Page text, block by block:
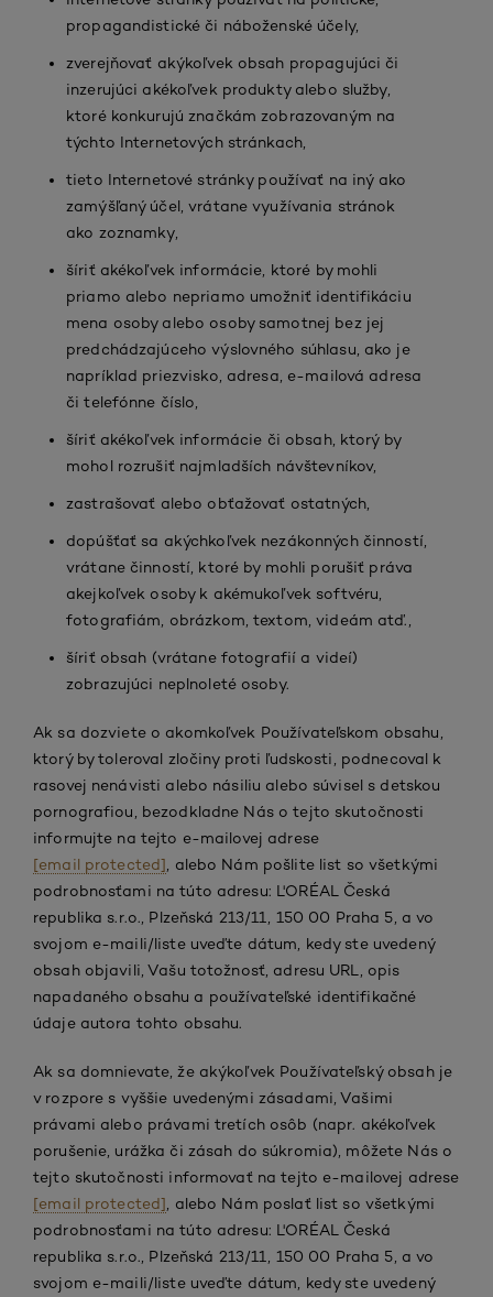
propagandistické či náboženské účely,
zverejňovať akýkoľvek obsah propagujúci či
inzerujúci akékoľvek produkty alebo služby,
ktoré konkurujú značkám zobrazovaným na
týchto Internetových stránkach,
tieto Internetové stránky používať na iný ako
zamýšľaný účel, vrátane využívania stránok
ako zoznamky,
šíriť akékoľvek informácie, ktoré by mohli
priamo alebo nepriamo umožniť identifikáciu
mena osoby alebo osoby samotnej bez jej
predchádzajúceho výslovného súhlasu, ako je
napríklad priezvisko, adresa, e-mailová adresa
či telefónne číslo,
šíriť akékoľvek informácie či obsah, ktorý by
mohol rozrušiť najmladších návštevníkov,
zastrašovať alebo obťažovať ostatných,
dopúšťať sa akýchkoľvek nezákonných činností,
vrátane činností, ktoré by mohli porušiť práva
akejkoľvek osoby k akémukoľvek softvéru,
fotografiám, obrázkom, textom, videám atď.,
šíriť obsah (vrátane fotografií a videí)
zobrazujúci neplnoleté osoby.
Ak sa dozviete o akomkoľvek Používateľskom obsahu,
ktorý by toleroval zločiny proti ľudskosti, podnecoval k
rasovej nenávisti alebo násiliu alebo súvisel s detskou
pornografiou, bezodkladne Nás o tejto skutočnosti
informujte na tejto e-mailovej adrese
[email protected] , alebo Nám pošlite list so všetkými
podrobnosťami na túto adresu: L'ORÉAL Česká
republika s.r.o., Plzeňská 213/11, 150 00 Praha 5, a vo
svojom e-maili/liste uveďte dátum, kedy ste uvedený
obsah objavili, Vašu totožnosť, adresu URL, opis
napadaného obsahu a používateľské identifikačné
údaje autora tohto obsahu.
Ak sa domnievate, že akýkoľvek Používateľský obsah je
v rozpore s vyššie uvedenými zásadami, Vašimi
právami alebo právami tretích osôb (napr. akékoľvek
porušenie, urážka či zásah do súkromia), môžete Nás o
tejto skutočnosti informovať na tejto e-mailovej adrese
[email protected] , alebo Nám poslať list so všetkými
podrobnosťami na túto adresu: L'ORÉAL Česká
republika s.r.o., Plzeňská 213/11, 150 00 Praha 5, a vo
svojom e-maili/liste uveďte dátum, kedy ste uvedený